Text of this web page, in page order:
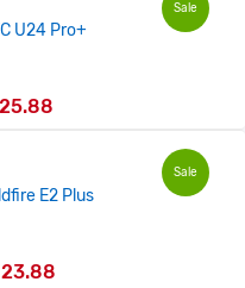
Sale
U24 Pro+
Sale
E2 Plus